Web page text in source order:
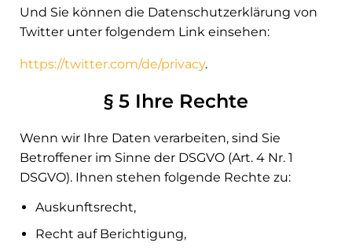
Und Sie können die Datenschutzerklärung von
Twitter unter folgendem Link einsehen:
https://twitter.com/de/privacy.
§ 5 Ihre Rechte
Wenn wir Ihre Daten verarbeiten, sind Sie
Betroffener im Sinne der DSGVO (Art. 4 Nr. 1
DSGVO). Ihnen stehen folgende Rechte zu:
Auskunftsrecht,
Recht auf Berichtigung,